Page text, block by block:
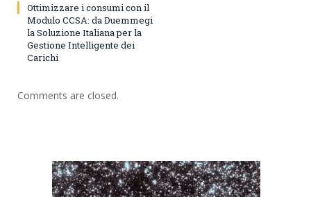
Ottimizzare i consumi con il
Modulo CCSA: da Duemmegi
la Soluzione Italiana per la
Gestione Intelligente dei
Carichi
Comments are closed.